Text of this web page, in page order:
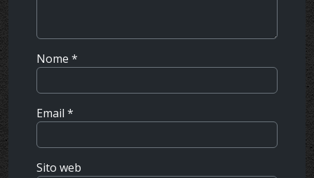
Nome *
Email *
Sito web